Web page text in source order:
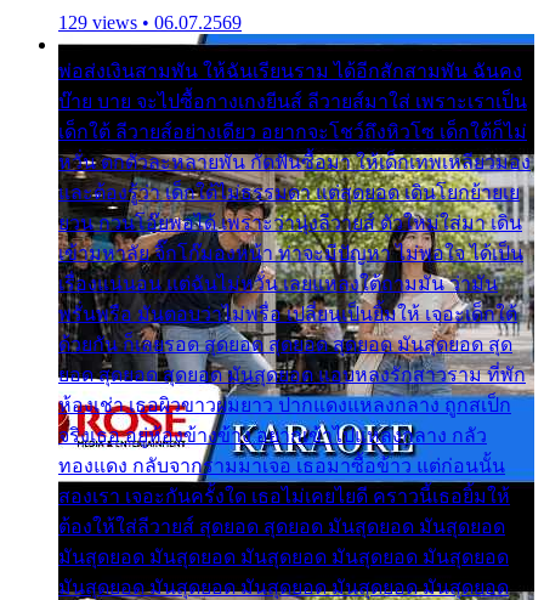
129 views • 06.07.2569
พ่อส่งเงินสามพัน ให้ฉันเรียนราม ได้อีกสักสามพัน ฉันคง
บ๊าย บาย จะไปซื้อกางเกงยีนส์ ลีวายส์มาใส่ เพราะเราเป็น
เด็กใต้ ลีวายส์อย่างเดียว อยากจะโชว์ถึงหิวโซ เด็กใต้ก็ไม่
หวั่น ตกตัวละหลายพัน กัดฟันซื้อมา ให้เด็กเทพเหลียวมอง
และต้องรู้ว่า เด็กใต้ไม่ธรรมดา แต่สุดยอด เดินโยกย้ายเย
ยวน กวนโอ๊ยพอได้ เพราะว่านุ่งลีวายส์ ตัวใหม่ใส่มา เดิน
เข้ามหาลัย จิ๊กโก๊มองหน้า ท่าจะมีปัญหา ไม่พอใจ ได้เป็น
เรื่องแน่นอน แต่ฉันไม่หวั่น เลยแหลงใต้ถามมัน ว่ามัน
พรั่นพรือ มันตอบว่าไม่พรื่อ เปลี่ยนเป็นยิ้มให้ เจอะเด็กใต้
ด้วยกัน ก็เลยรอด สุดยอด สุดยอด สุดยอด มันสุดยอด สุด
ยอด สุดยอด สุดยอด มันสุดยอด แอบหลงรักสาวราม ที่พัก
ห้องเช่า เธอผิวขาวผมยาว ปากแดงแหลงกลาง ถูกสเป็ก
จริงเธอ อยู่ห้องข้างข้าง อยากเข้าไปแหลงกลาง กลัว
ทองแดง กลับจากรามมาเจอ เธอมาซื้อข้าว แต่ก่อนนั้น
สองเรา เจอะกันครั้งใด เธอไม่เคยไยดี คราวนี้เธอยิ้มให้
ต้องให้ใส่ลีวายส์ สุดยอด สุดยอด มันสุดยอด มันสุดยอด
มันสุดยอด มันสุดยอด มันสุดยอด มันสุดยอด มันสุดยอด
มันสุดยอด มันสุดยอด มันสุดยอด มันสุดยอด มันสุดยอด